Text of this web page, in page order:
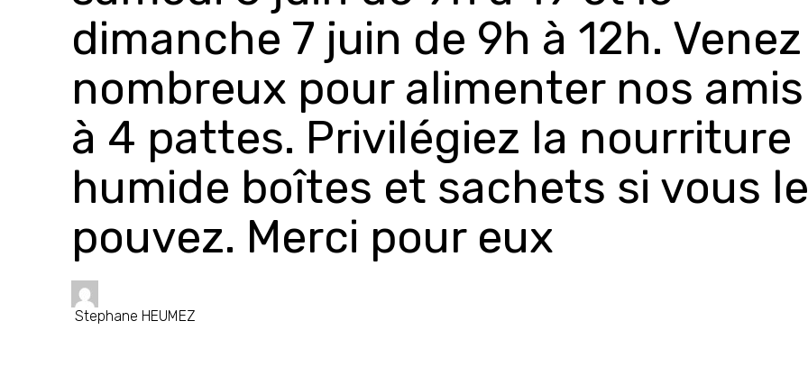
dimanche 7 juin de 9h à 12h. Venez
nombreux pour alimenter nos amis
à 4 pattes. Privilégiez la nourriture
humide boîtes et sachets si vous le
pouvez. Merci pour eux
Stephane HEUMEZ